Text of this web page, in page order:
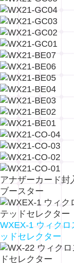
アナザーカード封
ブースター
WXEX-1 ウィク
ッドセレクター